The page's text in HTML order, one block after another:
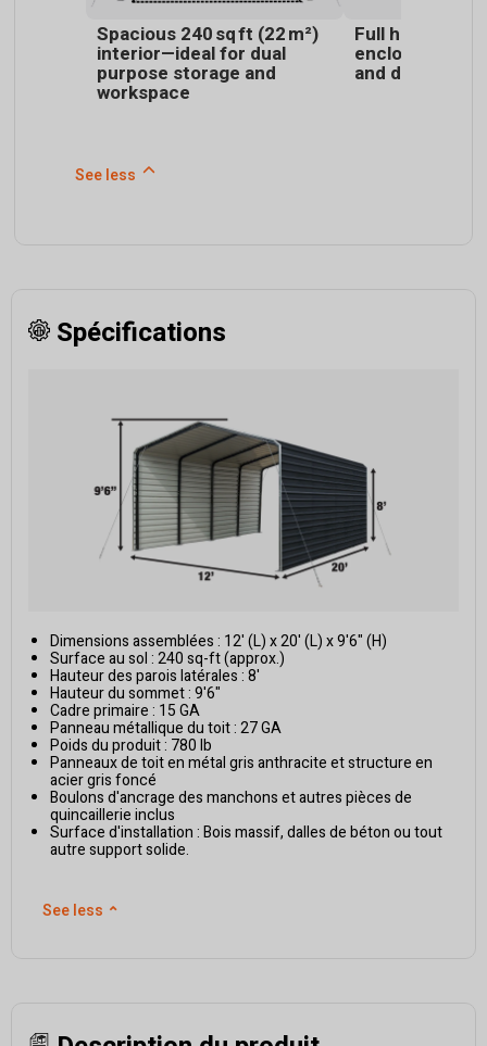
Spacious 240 sq ft (22 m²)
interior—ideal for dual
purpose storage and
workspace
Full height 8'
enclosed
and dust
See less
Spécifications
Dimensions assemblées : 12' (L) x 20' (L) x 9'6" (H)
Surface au sol : 240 sq-ft (approx.)
Hauteur des parois latérales : 8'
Hauteur du sommet : 9'6"
Cadre primaire : 15 GA
Panneau métallique du toit : 27 GA
Poids du produit : 780 lb
Panneaux de toit en métal gris anthracite et structure en
acier gris foncé
Boulons d'ancrage des manchons et autres pièces de
quincaillerie inclus
Surface d'installation : Bois massif, dalles de béton ou tout
autre support solide.
See less ⌃